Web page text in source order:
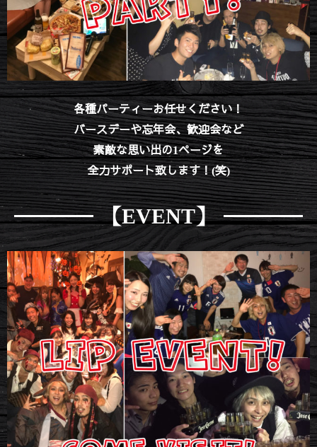
各種パーティーお任せください！
バースデーや忘年会、歓迎会など
素敵な思い出の1ページを
全力サポート致します！(笑)
【EVENT】